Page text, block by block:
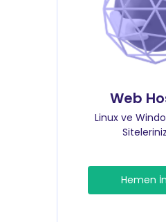
Web
Linux ve
Hemen